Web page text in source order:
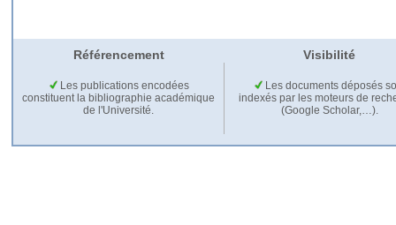
Référencement Visibilité
Les publications encodées
constituent la bibliographie académique
de l'Université.
Les documents déposés
indexés par les moteurs de
(Google Scholar,…).